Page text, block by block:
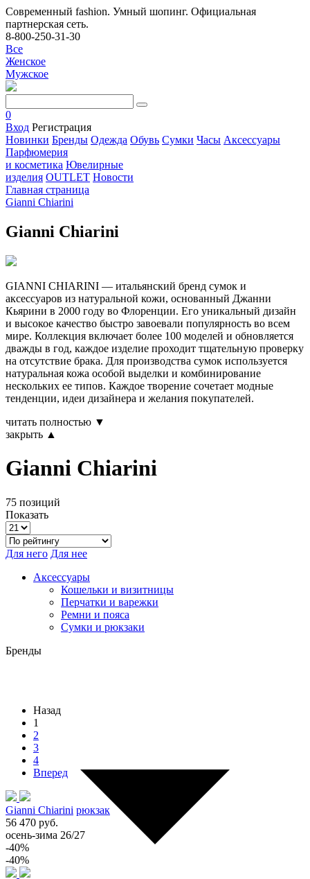
Современный fashion. Умный шопинг. Официальная
партнерская сеть.
8-800-250-31-30
Все
Женское
Мужское
0
Вход Регистрация
Новинки Бренды Одежда Обувь Сумки Часы Аксессуары
Парфюмерия
и косметика Ювелирные
изделия OUTLET Новости
Главная страница
Gianni Chiarini
Gianni Chiarini
GIANNI CHIARINI — итальянский бренд сумок и
аксессуаров из натуральной кожи, основанный Джанни
Кьярини в 2000 году во Флоренции. Его уникальный дизайн
и высокое качество быстро завоевали популярность во всем
мире. Коллекция включает более 100 моделей и обновляется
дважды в год, каждое изделие проходит тщательную проверку
на отсутствие брака. Для производства сумок используется
натуральная кожа особой выделки и комбинирование
нескольких ее типов. Каждое творение сочетает модные
тенденции, идеи дизайнера и желания покупателей.
читать полностью ▼
закрыть ▲
Gianni Chiarini
75 позиций
Показать
Для него Для нее
Аксессуары
Кошельки и визитницы
Перчатки и варежки
Ремни и пояса
Сумки и рюкзаки
Бренды
Назад
1
2
3
4
Вперед
Gianni Chiarini рюкзак
56 470 руб.
осень-зима 26/27
-40%
-40%